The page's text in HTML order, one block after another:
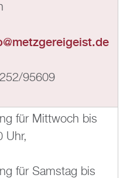
95609
für Mitt­woch bis
Uhr,
für Sams­tag bis